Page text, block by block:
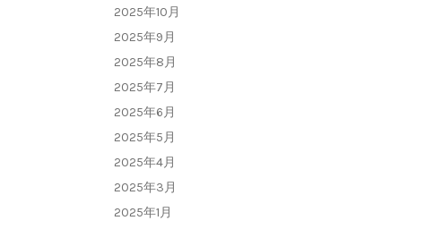
2025年10月
2025年9月
2025年8月
2025年7月
2025年6月
2025年5月
2025年4月
2025年3月
2025年1月